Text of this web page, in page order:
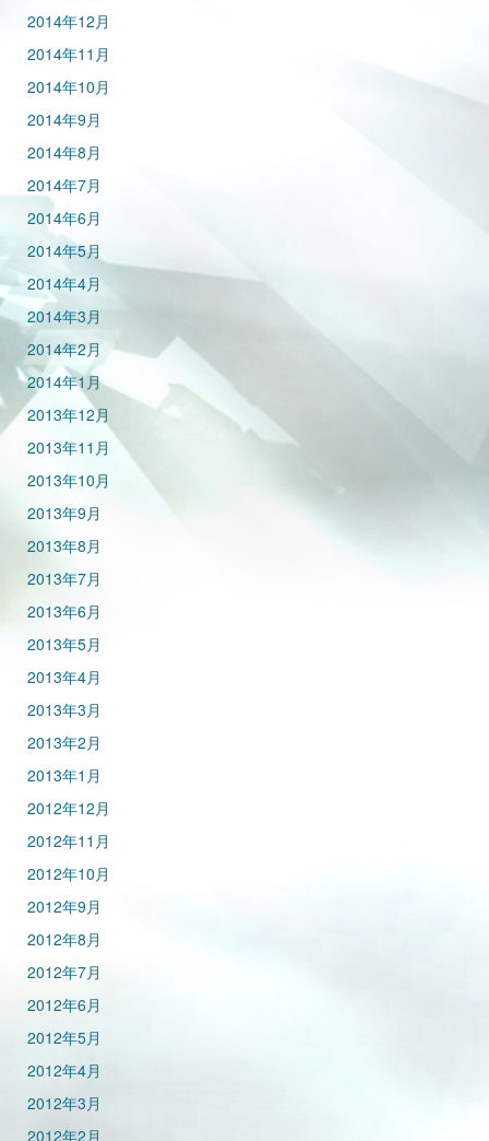
2014年12月
2014年11月
2014年10月
2014年9月
2014年8月
2014年7月
2014年6月
2014年5月
2014年4月
2014年3月
2014年2月
2014年1月
2013年12月
2013年11月
2013年10月
2013年9月
2013年8月
2013年7月
2013年6月
2013年5月
2013年4月
2013年3月
2013年2月
2013年1月
2012年12月
2012年11月
2012年10月
2012年9月
2012年8月
2012年7月
2012年6月
2012年5月
2012年4月
2012年3月
2012年2月